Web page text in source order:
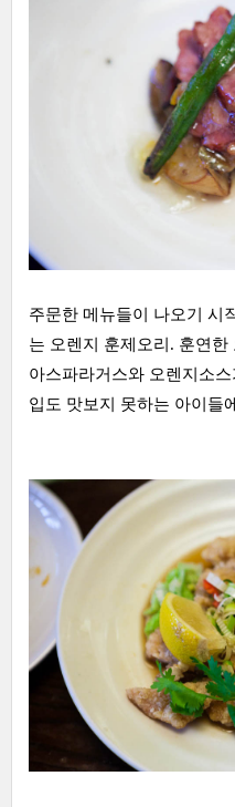
주문한 메뉴들이 나오기 시
는 오렌지 훈제오리. 훈연
아스파라거스와 오렌지소
입도 맛보지 못하는 아이들